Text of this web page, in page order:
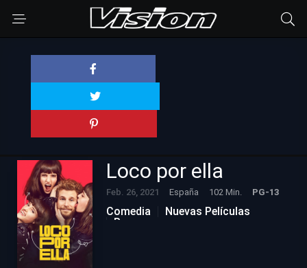
Loco por ella
Feb. 26, 2021 España 102 Min. PG-13
Comedia
Nuevas Películas
Romance